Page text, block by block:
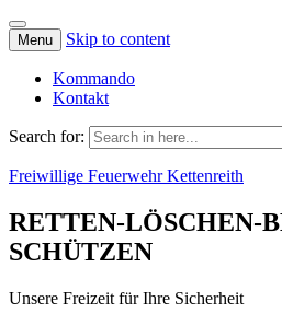
Menu Skip to content
Kommando
Kontakt
Search for:
Freiwillige Feuerwehr Kettenreith
RETTEN-LÖSCHEN-
SCHÜTZEN
Unsere Freizeit für Ihre Sicherheit